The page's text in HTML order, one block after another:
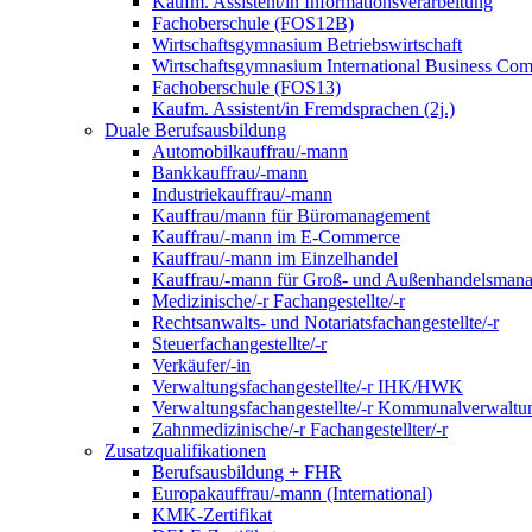
Fachoberschule (FOS12B)
Wirtschaftsgymnasium Betriebswirtschaft
Wirtschaftsgymnasium International Business
Fachoberschule (FOS13)
Kaufm. Assistent/in Fremdsprachen (2j.)
Duale Berufsausbildung
Automobilkauffrau/-mann
Bankkauffrau/-mann
Industriekauffrau/-mann
Kauffrau/mann für Büromanagement
Kauffrau/-mann im E-Commerce
Kauffrau/-mann im Einzelhandel
Kauffrau/-mann für Groß- und
Medizinische/-r Fachangestellte/-r
Rechtsanwalts- und Notariatsfachangestellte/-r
Steuerfachangestellte/-r
Verkäufer/-in
Verwaltungs­fach­angestellte/-r IHK/HWK
Verwaltungsfach­angestellte/-r
Zahnmedizinische/-r Fachangestellter/-r
Zusatzqualifikationen
Berufsausbildung + FHR
Europakauffrau/-mann (International)
KMK-Zertifikat